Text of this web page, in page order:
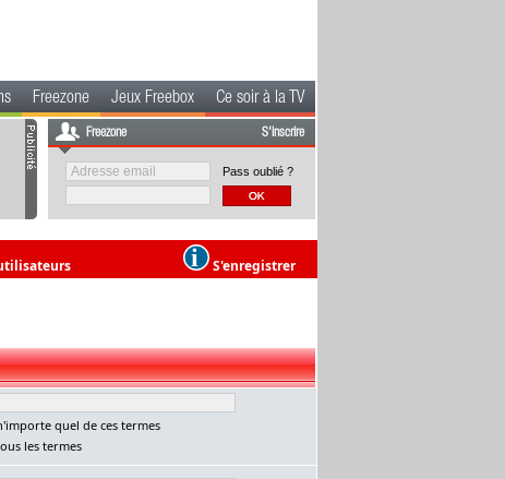
Freezone Jeux Freebox Ce soir à la TV
Freezone S'inscrire
Pass oublié ?
S'enregistrer
quel de ces termes
les termes